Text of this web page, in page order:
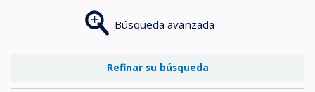
Búsqueda avanzada
Refinar su búsqueda